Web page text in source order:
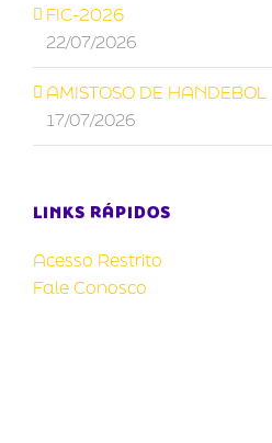
FIC-2026
22/07/2026
AMISTOSO DE HANDEBOL
17/07/2026
LINKS RÁPIDOS
Acesso Restrito
Fale Conosco